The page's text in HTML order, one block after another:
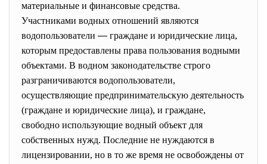
материальные и финансовые средства.
Участниками водных отношений являются
водопользователи — граждане и юридические лица,
которым предоставлены права пользования водными
объектами. В водном законодательстве строго
разграничиваются водопользователи,
осуществляющие предпринимательскую деятельность
(граждане и юридические лица), и граждане,
свободно использующие водный объект для
собственных нужд. Последние не нуждаются в
лицензировании, но в то же время не освобождены от